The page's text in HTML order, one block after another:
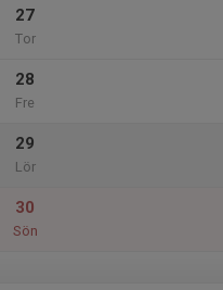
27
Tor
28
Fre
29
Lör
30
Sön